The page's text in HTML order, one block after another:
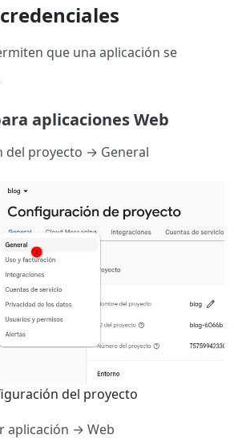
que una aplicación se
aplicaciones Web
del proyecto → General
del proyecto
aplicación → Web